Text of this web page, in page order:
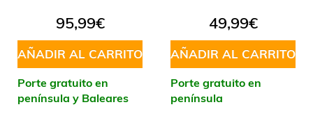
95,99€
AÑADIR AL CARRITO
Porte gratuito en
península y Baleares
49,99€
AÑADIR AL CARRITO
Porte gratuito en
península